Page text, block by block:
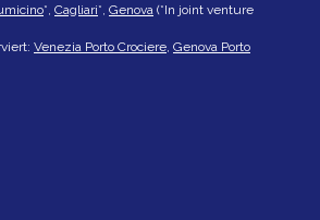
*, Cagliari*, Genova (*In joint venture
Venezia Porto Crociere, Genova Porto